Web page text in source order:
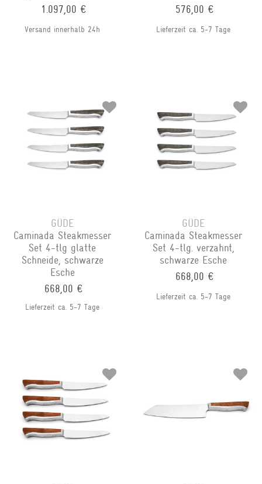
1.097,00 €
Versand innerhalb 24h
576,00 €
Lieferzeit ca. 5-7 Tage
GÜDE
Caminada Steakmesser
Set 4-tlg glatte
Schneide, schwarze
Esche
668,00 €
Lieferzeit ca. 5-7 Tage
GÜDE
Caminada Steakmesser
Set 4-tlg. verzahnt,
schwarze Esche
668,00 €
Lieferzeit ca. 5-7 Tage